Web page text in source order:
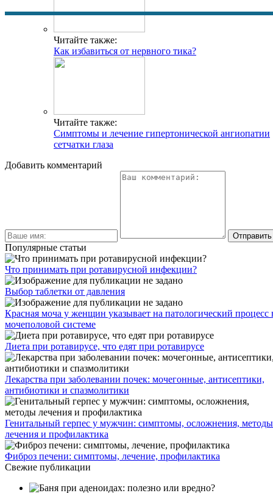
Читайте также:
Как избавиться от нервного тика?
Читайте также:
Симптомы и лечение гипертонической ангиопатии
сетчатки глаза
Добавить комментарий
Популярные статьи
Что принимать при ротавирусной инфекции?
Выбор таблетки от давления
Красная моча у женщин указывает на патологический процесс
мочеполовой системе
Диета при ротавирусе, что едят при ротавирусе
Лекарства при заболевании почек: мочегонные, антисептики,
антибиотики и спазмолитики
Генитальный герпес у мужчин: симптомы, осложнения, методы
лечения и профилактика
Фиброз печени: симптомы, лечение, профилактика
Свежие публикации